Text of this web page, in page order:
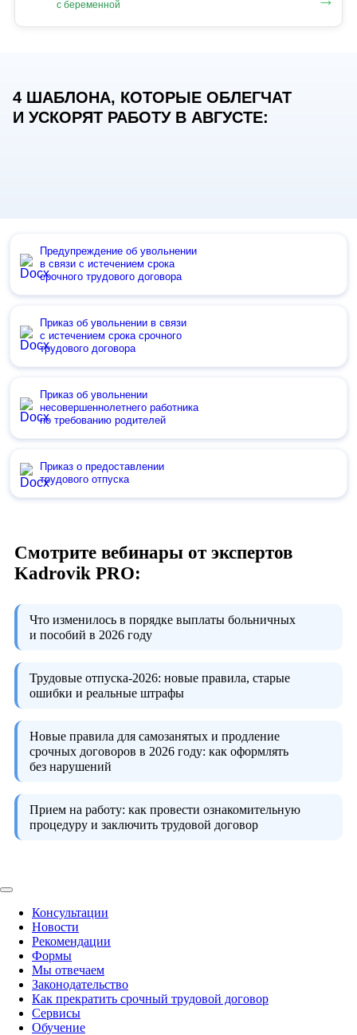
с беременной
4 ШАБЛОНА, КОТОРЫЕ ОБЛЕГЧАТ
И УСКОРЯТ РАБОТУ В АВГУСТЕ:
Предупреждение об увольнении
в связи с истечением срока
срочного трудового договора
Приказ об увольнении в связи
с истечением срока срочного
трудового договора
Приказ об увольнении
несовершеннолетнего работника
по требованию родителей
Приказ о предоставлении
трудового отпуска
Смотрите вебинары от экспертов
Kadrovik PRO:
Что изменилось в порядке выплаты больничных
и пособий в 2026 году
Трудовые отпуска-2026: новые правила, старые
ошибки и реальные штрафы
Новые правила для самозанятых и продление
срочных договоров в 2026 году: как оформлять
без нарушений
Прием на работу: как провести ознакомительную
процедуру и заключить трудовой договор
Консультации
Новости
Рекомендации
Формы
Мы отвечаем
Законодательство
Как прекратить срочный трудовой договор
Сервисы
Обучение